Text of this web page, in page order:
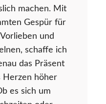
machen. Mit
Gespür für
und
schaffe ich
das Präsent
Herzen höher
es sich um